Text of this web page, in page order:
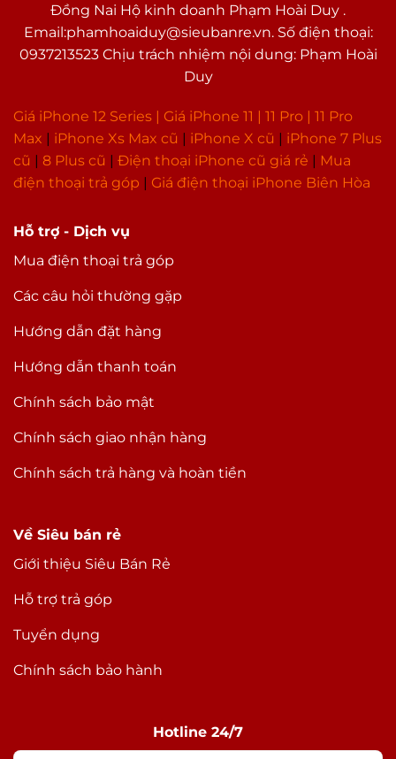
Hỗ trợ - Dịch vụ
Mua điện thoại trả góp
Các câu hỏi thường gặp
Hướng dẫn đặt hàng
Hướng dẫn thanh toán
Chính sách bảo mật
Chính sách giao nhận hàng
Chính sách trả hàng và hoàn tiền
Về Siêu bán rẻ
Giới thiệu Siêu Bán Rẻ
Hỗ trợ trả góp
Tuyển dụng
Chính sách bảo hành
Hotline 24/7
Đồng Nai Hộ kinh doanh Phạm Hoài Duy .
Email:phamhoaiduy@sieubanre.vn. Số điện thoại:
0937213523 Chịu trách nhiệm nội dung: Phạm Hoài
Duy
Giá iPhone 12 Series | Giá iPhone 11 11 Pro
11 Pro
Max
iPhone Xs Max cũ iPhone X cũ
iPhone 7 Plus
cũ
8 Plus cũ Điện thoại iPhone cũ giá rẻ
Mua
điện thoại trả góp
Giá điện thoại iPhone Biên Hòa